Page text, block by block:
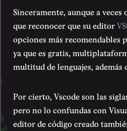
Sinceramente, aunque a
que reconocer que su editor
opciones más recomendables
ya que es gratis,
multitud de lenguajes, además
Por cierto, Vscode son las
pero no lo confundas con
editor de código creado